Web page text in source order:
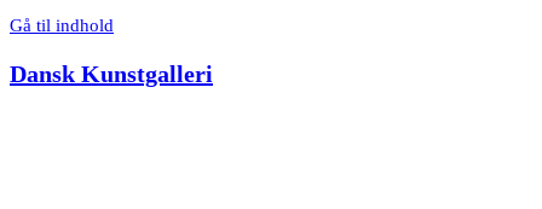
Gå til indhold
Dansk Kunstgalleri